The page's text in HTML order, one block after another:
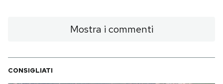
Mostra i commenti
CONSIGLIATI